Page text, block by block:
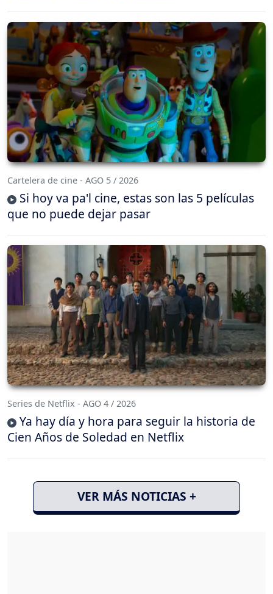
Cartelera de cine - AGO 5 / 2026
Si hoy va pa'l cine, estas son las 5 películas
que no puede dejar pasar
Series de Netflix - AGO 4 / 2026
Ya hay día y hora para seguir la historia de
Cien Años de Soledad en Netflix
VER MÁS NOTICIAS +